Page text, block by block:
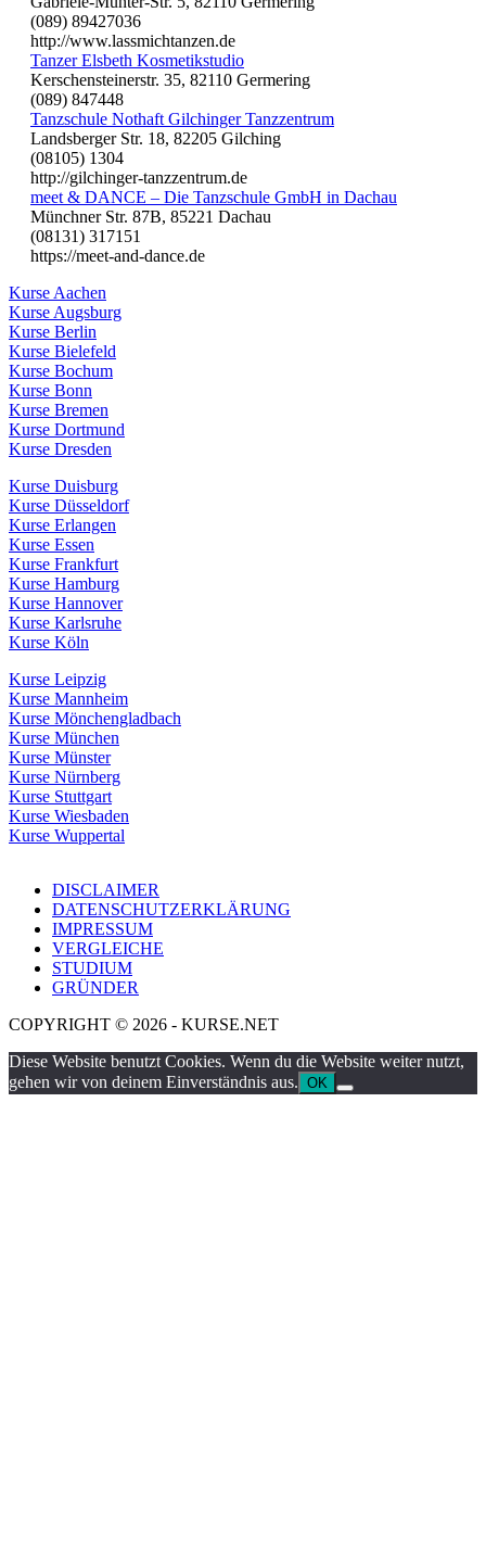
(089) 89427036
http://www.lassmichtanzen.de
Tanzer Elsbeth Kosmetikstudio
Kerschensteinerstr. 35, 82110 Germering
(089) 847448
Tanzschule Nothaft Gilchinger Tanzzentrum
Landsberger Str. 18, 82205 Gilching
(08105) 1304
http://gilchinger-tanzzentrum.de
meet & DANCE – Die Tanzschule GmbH in Dachau
Münchner Str. 87B, 85221 Dachau
(08131) 317151
https://meet-and-dance.de
Kurse Aachen
Kurse Augsburg
Kurse Berlin
Kurse Bielefeld
Kurse Bochum
Kurse Bonn
Kurse Bremen
Kurse Dortmund
Kurse Dresden
Kurse Duisburg
Kurse Düsseldorf
Kurse Erlangen
Kurse Essen
Kurse Frankfurt
Kurse Hamburg
Kurse Hannover
Kurse Karlsruhe
Kurse Köln
Kurse Leipzig
Kurse Mannheim
Kurse Mönchengladbach
Kurse München
Kurse Münster
Kurse Nürnberg
Kurse Stuttgart
Kurse Wiesbaden
Kurse Wuppertal
DISCLAIMER
DATENSCHUTZERKLÄRUNG
IMPRESSUM
VERGLEICHE
STUDIUM
GRÜNDER
COPYRIGHT © 2026 - KURSE.NET
Diese Website benutzt Cookies. Wenn du die Website weiter nutzt,
gehen wir von deinem Einverständnis aus. OK